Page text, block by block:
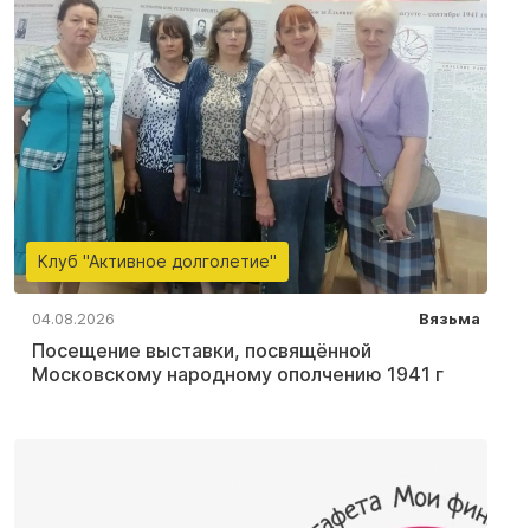
Клуб "Активное долголетие"
04.08.2026 Вязьма
Посещение выставки, посвящённой
Московскому народному ополчению 1941 г